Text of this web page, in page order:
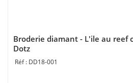
Broderie diamant - L'ile au reef
Dotz
DD18-001